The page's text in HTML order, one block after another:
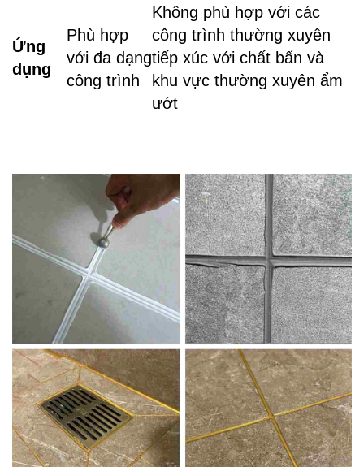
Ứng
dụng
Phù hợp
với đa dạng
công trình
Không phù hợp với các
công trình thường xuyên
tiếp xúc với chất bẩn và
khu vực thường xuyên ẩm
ướt